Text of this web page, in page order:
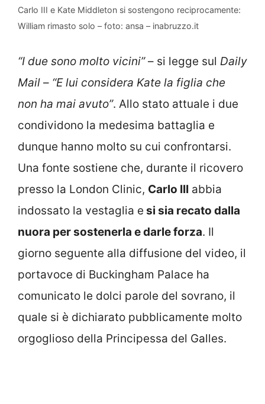
Carlo III e Kate Middleton si sostengono reciprocamente:
William rimasto solo – foto: ansa – inabruzzo.it
“I due sono molto vicini”– si legge sul Daily
Mail – “E lui considera Kate la figlia che
non ha mai avuto”. Allo stato attuale i due
condividono la medesima battaglia e
dunque hanno molto su cui confrontarsi.
Una fonte sostiene che, durante il ricovero
presso la London Clinic, Carlo III abbia
indossato la vestaglia e si sia recato dalla
nuora per sostenerla e darle forza. Il
giorno seguente alla diffusione del video, il
portavoce di Buckingham Palace ha
comunicato le dolci parole del sovrano, il
quale si è dichiarato pubblicamente molto
orgoglioso della Principessa del Galles.